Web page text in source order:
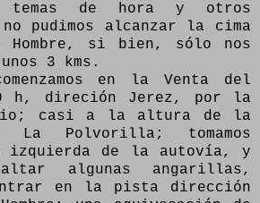
temas de hora y otros
pudimos alcanzar la cima
Hombre, si bien, sólo nos
3 kms.
en la Venta del
h, direción Jerez, por la
casi a la altura de la
La Polvorilla; tomamos
de la autovía, y
algunas angarillas,
entrar en la pista dirección